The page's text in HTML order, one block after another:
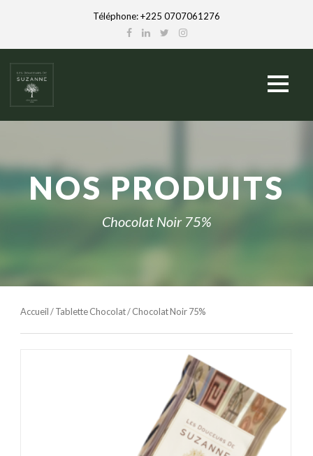
Téléphone: +225 0707061276
English
NOS PRODUITS
Chocolat Noir 75%
Accueil/Tablette Chocolat/ Chocolat Noir 75%